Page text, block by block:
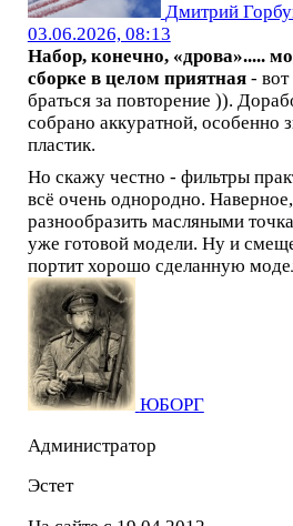
Дмитрий
03.06.2026, 08:13
Набор, конечно, «дрова».....
сборке в целом приятная -
браться за повторение )).
собрано аккуратной, особенно
пластик.
Но скажу честно - фильтры
всё очень однородно.
разнообразить масляными
уже готовой модели. Ну и
портит хорошо сделанную
ЮБОРГ
Администратор
Эстет